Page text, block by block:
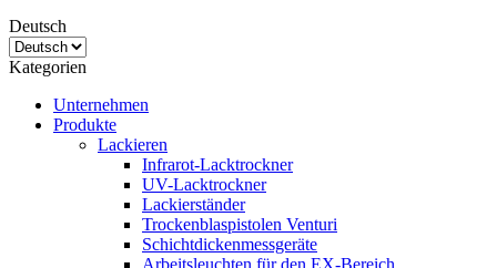
Deutsch
Kategorien
Unternehmen
Produkte
Lackieren
Infrarot-Lacktrockner
UV-Lacktrockner
Lackierständer
Trockenblaspistolen Venturi
Schichtdickenmessgeräte
Arbeitsleuchten für den EX-Bereich